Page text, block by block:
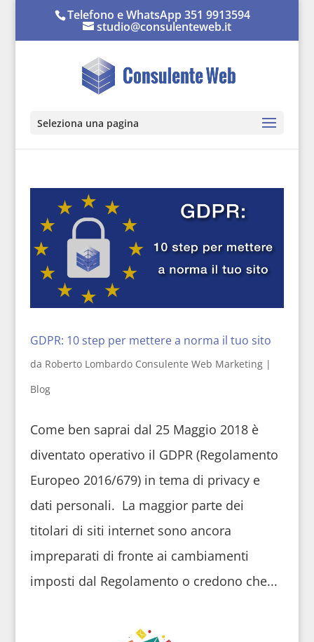
Telefono e WhatsApp 351 9913594
studio@consulenteweb.it
Seleziona una pagina
GDPR: 10 step per mettere a norma il tuo sito
da Roberto Lombardo Consulente Web Marketing|
Blog
Come ben saprai dal 25 Maggio 2018 è
diventato operativo il GDPR (Regolamento
Europeo 2016/679) in tema di privacy e
dati personali. La maggior parte dei
titolari di siti internet sono ancora
impreparati di fronte ai cambiamenti
imposti dal Regolamento o credono che...